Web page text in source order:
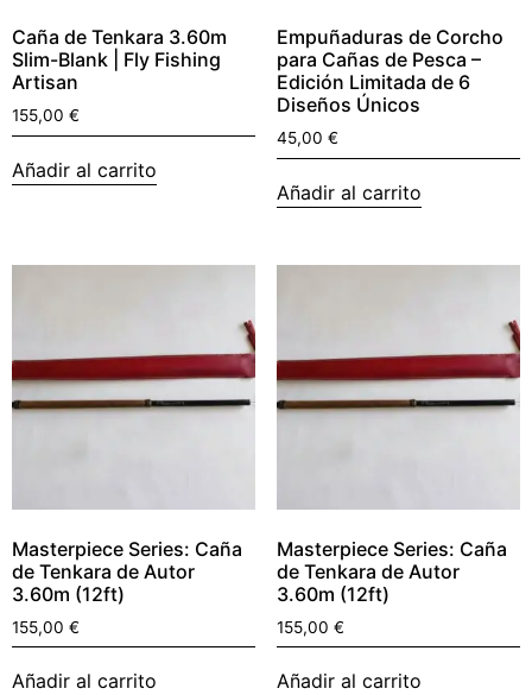
Caña de Tenkara 3.60m
Slim-Blank | Fly Fishing
Artisan
155,00 €
Añadir al carrito
Empuñaduras de Corcho
para Cañas de Pesca –
Edición Limitada de 6
Diseños Únicos
45,00 €
Añadir al carrito
Masterpiece Series: Caña
de Tenkara de Autor
3.60m (12ft)
155,00 €
Añadir al carrito
Masterpiece Series: Caña
de Tenkara de Autor
3.60m (12ft)
155,00 €
Añadir al carrito